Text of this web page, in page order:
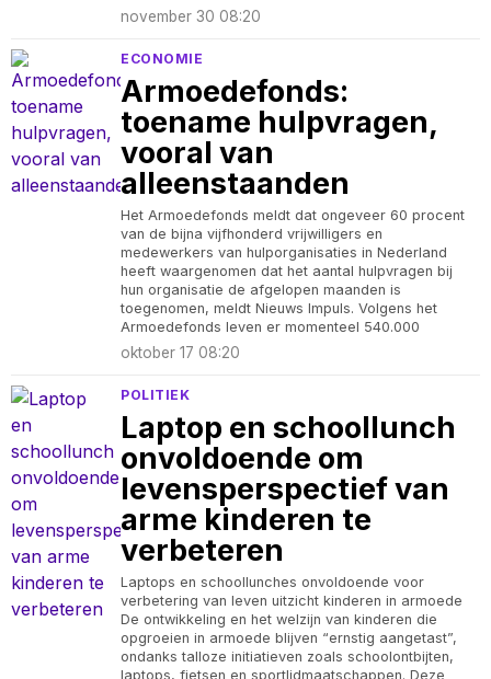
november 30 08:20
ECONOMIE
Armoedefonds:
toename hulpvragen,
vooral van
alleenstaanden
Het Armoedefonds meldt dat ongeveer 60 procent
van de bijna vijfhonderd vrijwilligers en
medewerkers van hulporganisaties in Nederland
heeft waargenomen dat het aantal hulpvragen bij
hun organisatie de afgelopen maanden is
toegenomen, meldt Nieuws Impuls. Volgens het
Armoedefonds leven er momenteel 540.000
oktober 17 08:20
POLITIEK
Laptop en schoollunch
onvoldoende om
levensperspectief van
arme kinderen te
verbeteren
Laptops en schoollunches onvoldoende voor
verbetering van leven uitzicht kinderen in armoede
De ontwikkeling en het welzijn van kinderen die
opgroeien in armoede blijven “ernstig aangetast”,
ondanks talloze initiatieven zoals schoolontbijten,
laptops, fietsen en sportlidmaatschappen. Deze